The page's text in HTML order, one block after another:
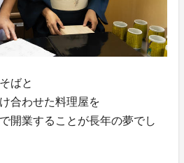
ばと
合わせた料理屋を
開業することが長年の夢でし